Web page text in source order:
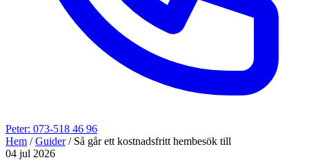
Peter: 073-518 46 96
Hem / Guider / Så går ett kostnadsfritt hembesök till
04 jul 2026